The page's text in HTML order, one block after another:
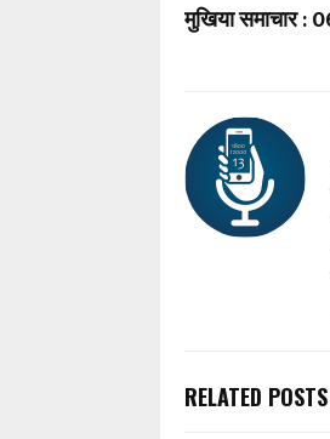
मुखिया समाचार :
RELATED POSTS